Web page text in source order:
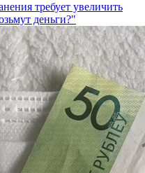
требует увеличить
деньги?"